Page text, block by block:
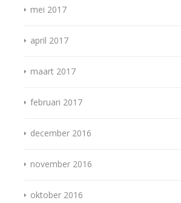
mei 2017
april 2017
maart 2017
februari 2017
december 2016
november 2016
oktober 2016